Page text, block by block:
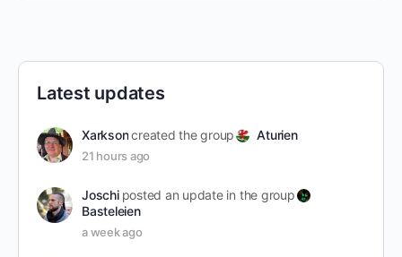
Latest updates
Xarksoncreated the group Aturien
21 hours ago
Joschi posted an update in the group
Basteleien
a week ago